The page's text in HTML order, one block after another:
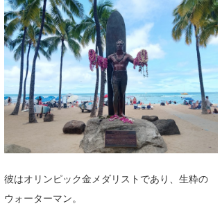
彼はオリンピック金メダリストであり、生粋の
ウォーターマン。